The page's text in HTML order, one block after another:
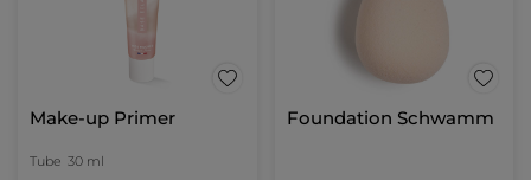
Make-up Primer
Tube 30 ml
Foundation Schwamm